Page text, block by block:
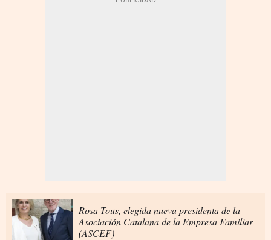
Rosa Tous, elegida nueva presidenta de la
Asociación Catalana de la Empresa Familiar
(ASCEF)